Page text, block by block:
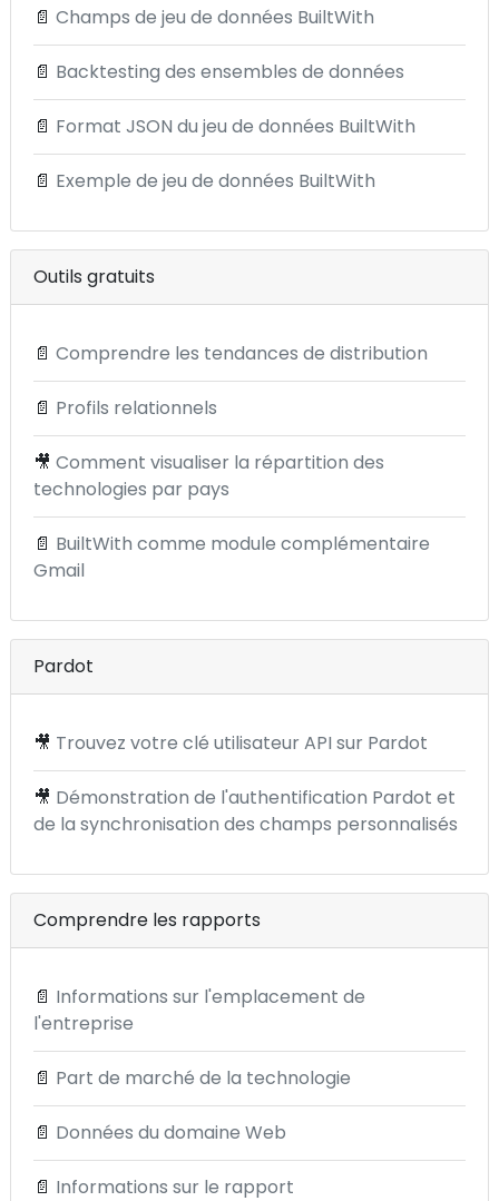
📄 Champs de jeu de données BuiltWith
📄 Backtesting des ensembles de données
📄 Format JSON du jeu de données BuiltWith
📄 Exemple de jeu de données BuiltWith
Outils gratuits
📄 Comprendre les tendances de distribution
📄 Profils relationnels
🎥 Comment visualiser la répartition des
technologies par pays
📄 BuiltWith comme module complémentaire
Gmail
Pardot
🎥 Trouvez votre clé utilisateur API sur Pardot
🎥 Démonstration de l'authentification Pardot et
de la synchronisation des champs personnalisés
Comprendre les rapports
📄 Informations sur l'emplacement de
l'entreprise
📄 Part de marché de la technologie
📄 Données du domaine Web
📄 Informations sur le rapport